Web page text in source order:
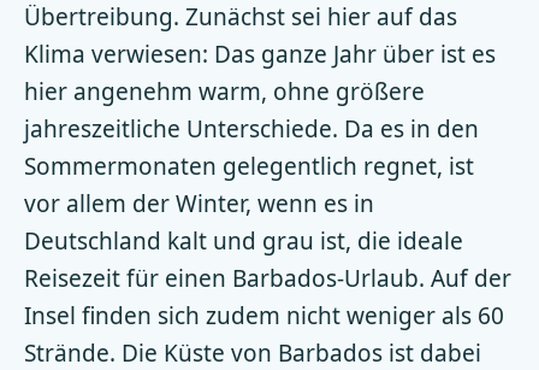
Übertreibung. Zunächst sei hier auf das
Klima verwiesen: Das ganze Jahr über ist es
hier angenehm warm, ohne größere
jahreszeitliche Unterschiede. Da es in den
Sommermonaten gelegentlich regnet, ist
vor allem der Winter, wenn es in
Deutschland kalt und grau ist, die ideale
Reisezeit für einen Barbados-Urlaub. Auf der
Insel finden sich zudem nicht weniger als 60
Strände. Die Küste von Barbados ist dabei